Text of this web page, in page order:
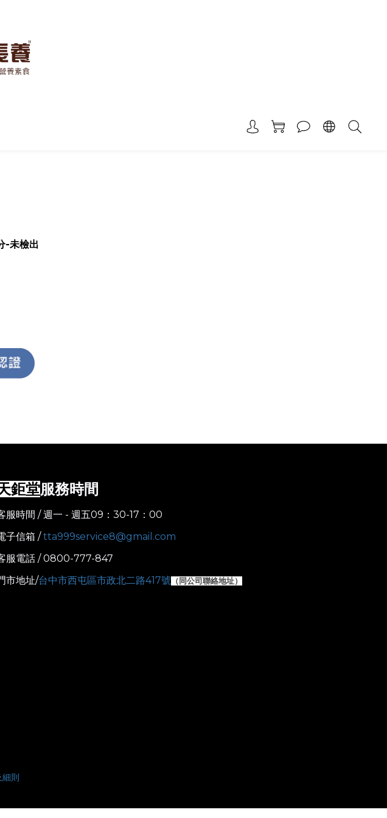
-未檢出
鉅堂服務時間
服時間 / 週一 - 週五09：30-17：00
子信箱 /tta999service8@gmail.com
服電話 / 0800-777-847
市地址/台中市西屯區市政北二路417號 （ 同公司聯絡地址）
則